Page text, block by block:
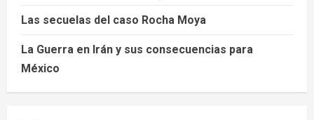
Las secuelas del caso Rocha Moya
La Guerra en Irán y sus consecuencias para
México